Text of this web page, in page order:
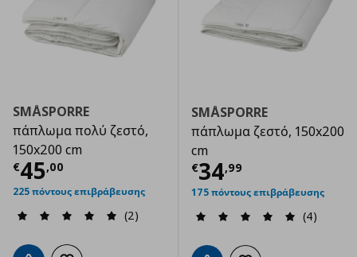
SMÅSPORRE
πάπλωμα πολύ ζεστό,
150x200 cm
€45,00
Τρέχουσα τιμή € 45,00
225 πόντους επιβράβευσης
(2)
SMÅSPORRE
πάπλωμα ζεστό, 150x200
cm
€34,99
Τρέχουσα
175 πόντους επιβράβευσης
(4)